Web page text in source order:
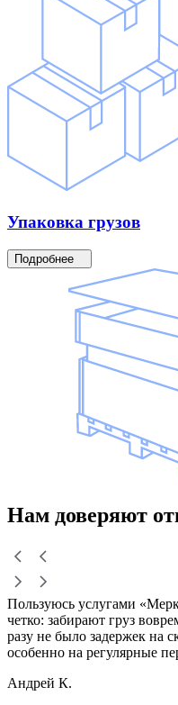
Упаковка грузов
Подробнее
Нам доверяют
Пользуюсь услугами
четко: забирают груз
разу не было задержек на
особенно на регулярные
Андрей К.